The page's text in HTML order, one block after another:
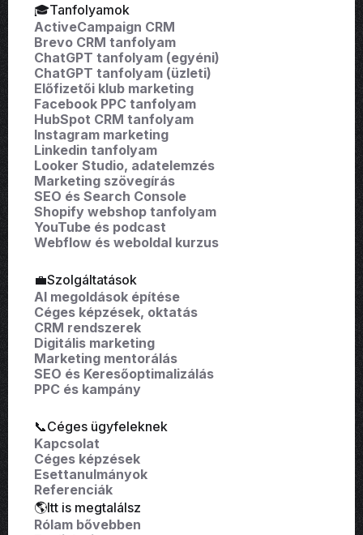
🎓Tanfolyamok
ActiveCampaign CRM
Brevo CRM tanfolyam
ChatGPT tanfolyam (egyéni)
ChatGPT tanfolyam (üzleti)
Előfizetői klub marketing
Facebook PPC tanfolyam
HubSpot CRM tanfolyam
Instagram marketing
Linkedin tanfolyam
Looker Studio, adatelemzés
Marketing szövegírás
SEO és Search Console
Shopify webshop tanfolyam
YouTube és podcast
Webflow és weboldal kurzus
💼Szolgáltatások
AI megoldások építése
Céges képzések, oktatás
CRM rendszerek
Digitális marketing
Marketing mentorálás
SEO és Keresőoptimalizálás
PPC és kampány
📞Céges ügyfeleknek
Kapcsolat
Céges képzések
Esettanulmányok
Referenciák
🌎Itt is megtalálsz
Rólam bővebben